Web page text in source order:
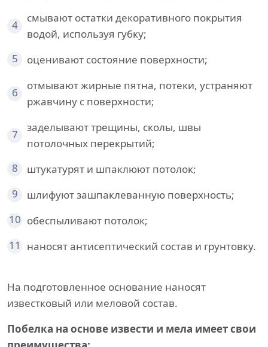
4
смывают остатки декоративного покрытия
водой, используя губку;
5
оценивают состояние поверхности;
6
отмывают жирные пятна, потеки, устраняют
ржавчину с поверхности;
7
заделывают трещины, сколы, швы
потолочных перекрытий;
8
штукатурят и шпаклюют потолок;
9
шлифуют зашпаклеванную поверхность;
10 обеспыливают потолок;
11
наносят антисептический состав и грунтовку.
На подготовленное основание наносят
известковый или меловой состав.
Побелка на основе извести и мела имеет свои